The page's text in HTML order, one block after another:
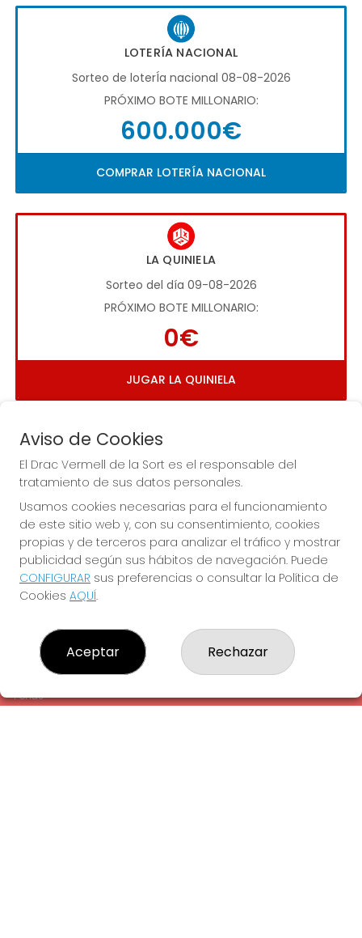
LOTERÍA NACIONAL
Sorteo de loterÍa nacional 08-08-2026
PRÓXIMO BOTE MILLONARIO:
600.000€
COMPRAR LOTERÍA NACIONAL
LA QUINIELA
Sorteo del día 09-08-2026
PRÓXIMO BOTE MILLONARIO:
0€
JUGAR LA QUINIELA
Imagen anterior
EL DRAC VERMELL DE LA SORT
¿Quiénes somos?
Comprar lotería
Contacto
Empresas
Peñas
Aviso de Cookies
El Drac Vermell de la Sort es el responsable del
tratamiento de sus datos personales.
Usamos cookies necesarias para el funcionamiento
de este sitio web y, con su consentimiento, cookies
propias y de terceros para analizar el tráfico y mostrar
publicidad según sus hábitos de navegación. Puede
CONFIGURAR sus preferencias o consultar la Política de
Cookies AQUÍ.
Aceptar Rechazar